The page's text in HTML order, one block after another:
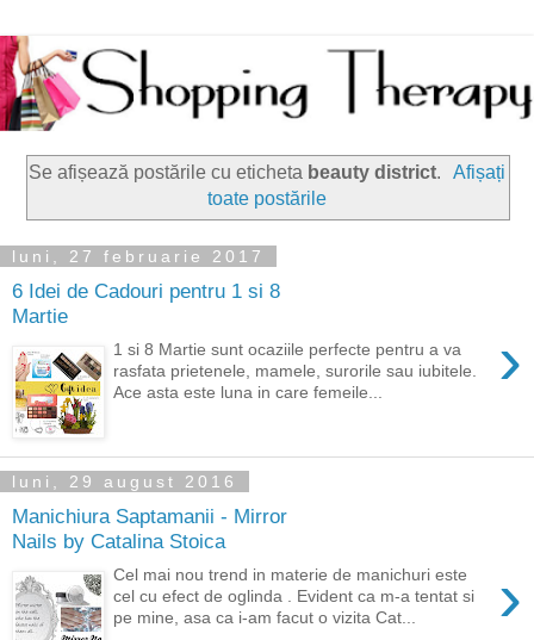
Se afișează postările cu eticheta beauty district.
Afișați
toate postările
luni, 27 februarie 2017
6 Idei de Cadouri pentru 1 si 8
Martie
›
1 si 8 Martie sunt ocaziile perfecte pentru a va
rasfata prietenele, mamele, surorile sau iubitele.
Ace asta este luna in care femeile...
luni, 29 august 2016
Manichiura Saptamanii - Mirror
Nails by Catalina Stoica
›
Cel mai nou trend in materie de manichuri este
cel cu efect de oglinda . Evident ca m-a tentat si
pe mine, asa ca i-am facut o vizita Cat...